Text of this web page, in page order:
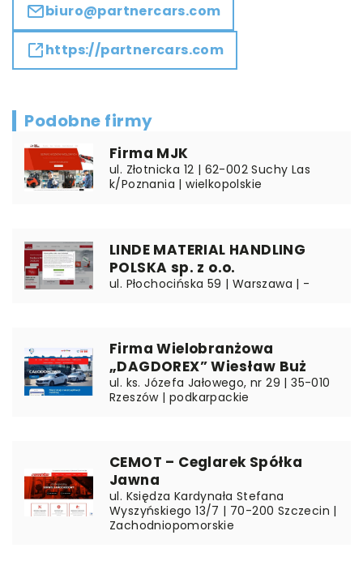
biuro@partnercars.com
https://partnercars.com
Podobne firmy
Firma MJK
ul. Złotnicka 12 | 62-002 Suchy Las
k/Poznania | wielkopolskie
LINDE MATERIAL HANDLING
POLSKA sp. z o.o.
ul. Płochocińska 59 | Warszawa | -
Firma Wielobranżowa
„DAGDOREX” Wiesław Buż
ul. ks. Józefa Jałowego, nr 29 | 35-010
Rzeszów | podkarpackie
CEMOT – Ceglarek Spółka
Jawna
ul. Księdza Kardynała Stefana
Wyszyńskiego 13/7 | 70-200 Szczecin |
Zachodniopomorskie